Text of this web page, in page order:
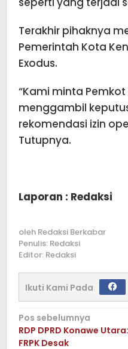
Terakhir pihaknya
Pemerintah Kota
Exodus.
“Kami minta
menggambil
rekomendasi izin
Tutupnya.
Laporan : Redaksi
oleh Redaksi Berkabar
Penulis: Redaksi
Editor: Redaksi
Ikuti Kami Pada
Navigasi
pos
Pos sebelumnya
RDP DPRD Konawe Utara:
FRPK Desak